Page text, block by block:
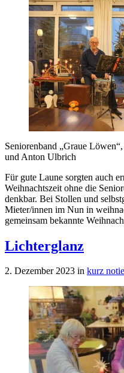
Seniorenband „Graue
und Anton Ulbrich
Für gute Laune sorgten auch
Weihnachtszeit ohne die
denkbar. Bei Stollen und
Mieter/innen im Nun in
gemeinsam bekannte
Lichterglanz
2. Dezember 2023 in kurz